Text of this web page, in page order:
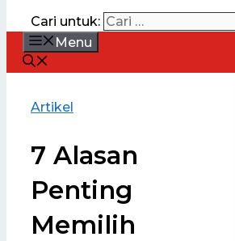
Cari untuk:
Menu
Artikel
7 Alasan
Penting
Memilih